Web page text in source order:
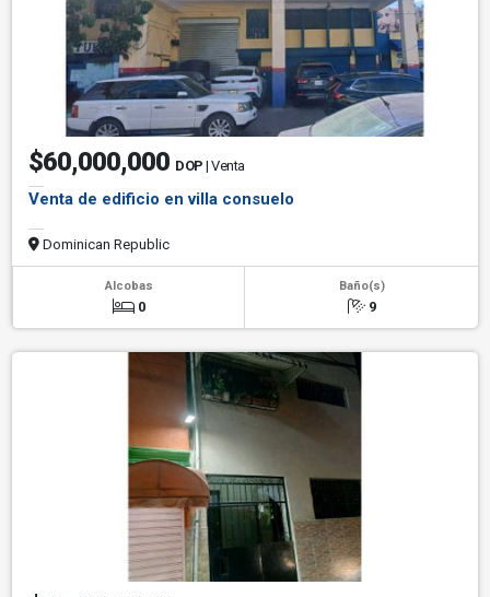
$60,000,000 DOP | Venta
Venta de edificio en villa consuelo
Dominican Republic
Alcobas
0
Baño(s)
9